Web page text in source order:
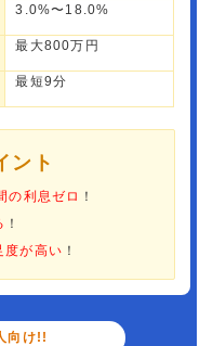
3.0%〜18.0%
最大800万円
最短9分
ント
の利息ゼロ ！
！
度が高い ！
向け!!